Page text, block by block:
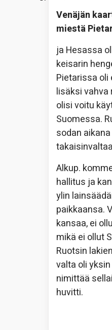
Venäjän
miestä
ja Hesassa
keisarin
Pietarissa oli
lisäksi vahva
olisi voitu
Suomessa.
sodan
Alkup.
hallitus ja
ylin
paikkaansa.
kansaa, ei
mikä ei ollut
Ruotsin
valta oli
nimittää
huvitti.